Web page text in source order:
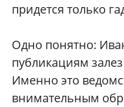
придется только
Одно понятно:
публикациям
Именно это
внимательным